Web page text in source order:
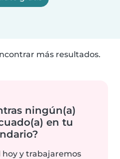
más resultados.
ningún(a)
en tu
y trabajaremos